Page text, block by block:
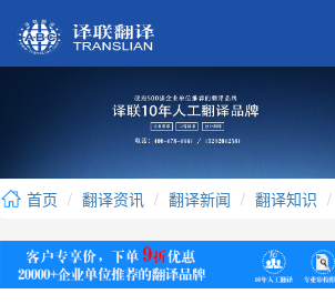
首页 翻译资讯 翻译新闻 翻译知识